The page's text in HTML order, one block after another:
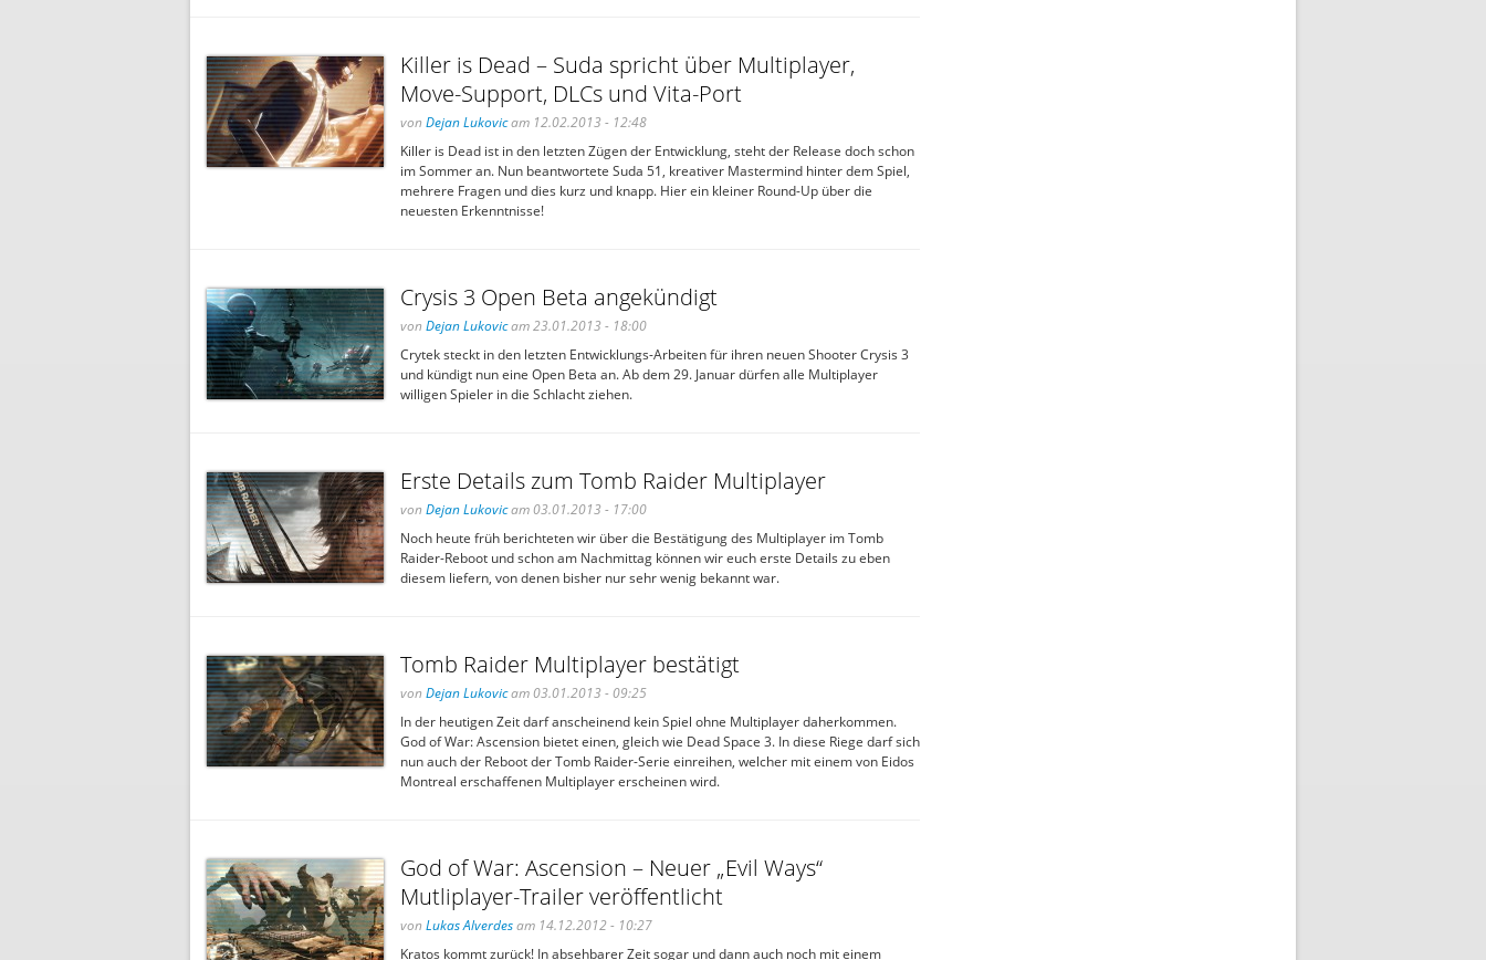
Killer is Dead – Suda spricht über Multiplayer,
Move-Support, DLCs und Vita-Port
von Dejan Lukovicam 12.02.2013 - 12:48
Killer is Dead ist in den letzten Zügen der Entwicklung, steht der Release doch schon
im Sommer an. Nun beantwortete Suda 51, kreativer Mastermind hinter dem Spiel,
mehrere Fragen und dies kurz und knapp. Hier ein kleiner Round-Up über die
neuesten Erkenntnisse!
Crysis 3 Open Beta angekündigt
von Dejan Lukovicam 23.01.2013 - 18:00
Crytek steckt in den letzten Entwicklungs-Arbeiten für ihren neuen Shooter Crysis 3
und kündigt nun eine Open Beta an. Ab dem 29. Januar dürfen alle Multiplayer
willigen Spieler in die Schlacht ziehen.
Erste Details zum Tomb Raider Multiplayer
von Dejan Lukovicam 03.01.2013 - 17:00
Noch heute früh berichteten wir über die Bestätigung des Multiplayer im Tomb
Raider-Reboot und schon am Nachmittag können wir euch erste Details zu eben
diesem liefern, von denen bisher nur sehr wenig bekannt war.
Tomb Raider Multiplayer bestätigt
von Dejan Lukovicam 03.01.2013 - 09:25
In der heutigen Zeit darf anscheinend kein Spiel ohne Multiplayer daherkommen.
God of War: Ascension bietet einen, gleich wie Dead Space 3. In diese Riege darf sich
nun auch der Reboot der Tomb Raider-Serie einreihen, welcher mit einem von Eidos
Montreal erschaffenen Multiplayer erscheinen wird.
God of War: Ascension – Neuer „Evil Ways“
Mutliplayer-Trailer veröffentlicht
von Lukas Alverdesam 14.12.2012 - 10:27
Kratos kommt zurück! In absehbarer Zeit sogar und dann auch noch mit einem